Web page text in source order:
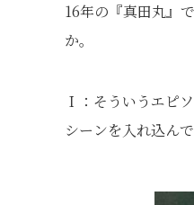
16年の『真田丸』
か。
Ｉ：そういうエピ
シーンを入れ込ん